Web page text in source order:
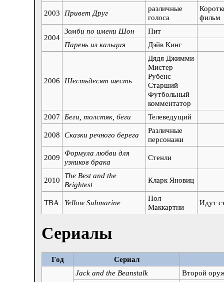
2003 Привет Друг
различные
голоса
фильм
2004
Зомби по имени Шон
Пит
Парень из кальция
Дэйв Кинг
2006 Шестьдесят шесть
Дядя Джимми
Мистер
Рубенс
Старший
Футбольный
комментатор
2007
Беги, толстяк, беги Телеведущий
2008 Сказки речного берега
Различные
персонажи
2009
Формула любви для
узников брака
Стенли
2010
The Best and the
Brightest
Кларк Яновиц
TBA Yellow Submarine
Пол
Маккартни
Идут
Сериалы
Год Сериал
Jack and the Beanstalk
Второй